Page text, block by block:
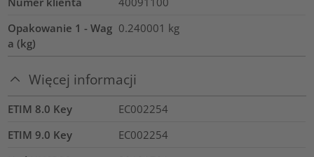
Opakowanie 1 - Wag
a (kg)
0.240001 kg
Więcej informacji
ETIM 8.0 Key
EC002254
ETIM 9.0 Key
EC002254